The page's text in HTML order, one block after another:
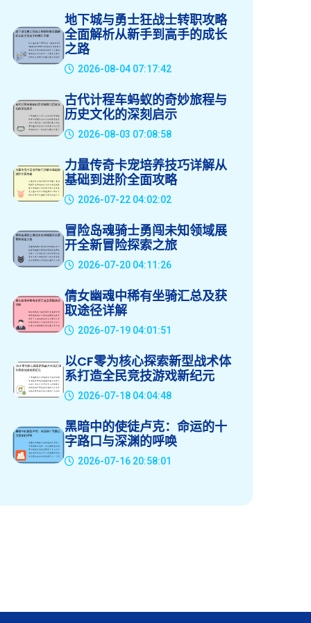
地下城与勇士狂战士转职攻略
全面解析从新手到高手的成长
之路
2026-08-04 07:17:42
古代计程车蚂蚁的奇妙旅程与
历史文化的深刻启示
2026-08-03 07:08:58
力量传奇卡宠培养技巧详解从
基础到进阶全面攻略
2026-07-22 04:02:02
冒险岛魂骑士勇闯未知领域展
开全新冒险探索之旅
2026-07-20 04:11:26
倩女幽魂中稀有坐骑汇总及获
取途径详解
2026-07-19 04:01:51
以CF零为核心探索新型战术体
系打造全民竞技游戏新纪元
2026-07-18 04:04:48
黑暗中的使徒卢克：命运的十
字路口与深渊的呼唤
2026-07-16 20:58:01